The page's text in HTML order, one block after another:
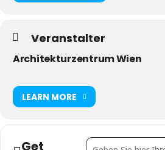
Veranstalter
Architekturzentrum Wien
LEARN MORE
Get Address - Tatiana